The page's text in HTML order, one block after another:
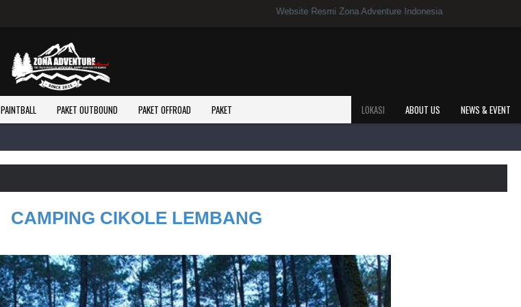
Selamat Datang Di Website Resmi Zona Adventure Indonesia
PAINTBALL PAKET OUTBOUND PAKET OFFROAD PAKET NEWS & EVENT
ABOUT US
LOKASI
CAMPING CIKOLE LEMBANG